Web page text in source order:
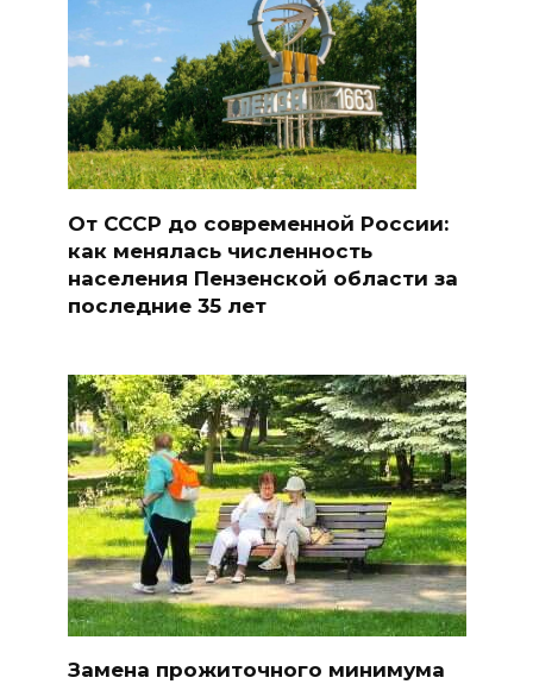
От СССР до современной России:
как менялась численность
населения Пензенской области за
последние 35 лет
Замена прожиточного минимума